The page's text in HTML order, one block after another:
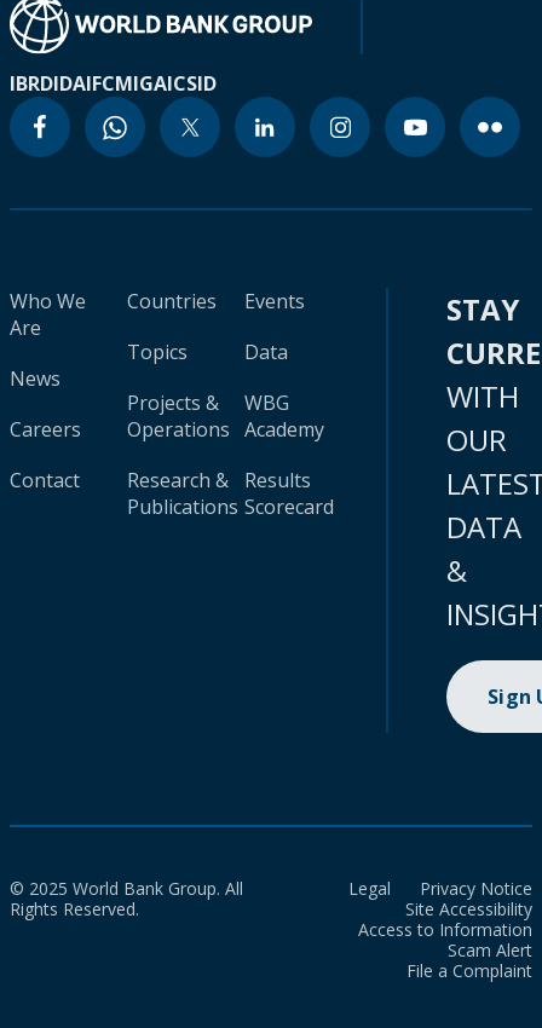
IBRDIDAIFCMIGAICSID
Who We
Are
News
Careers
Contact
Countries
Topics
Projects &
Operations
Research &
Publications
Events
Data
WBG
Academy
Results
Scorecard
STAY
WITH
OUR
DATA
&
Sign
© 2025 World Bank Group. All
Rights Reserved.
Legal
Privacy Notice
Site Accessibility
Access to Information
Scam Alert
File a Complaint